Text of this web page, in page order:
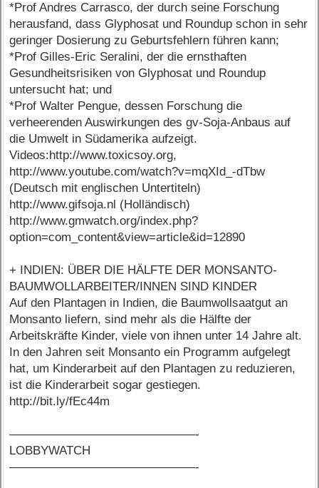
*Prof Andres Carrasco, der durch seine Forschung
herausfand, dass Glyphosat und Roundup schon in sehr
geringer Dosierung zu Geburtsfehlern führen kann;
*Prof Gilles-Eric Seralini, der die ernsthaften
Gesundheitsrisiken von Glyphosat und Roundup
untersucht hat; und
*Prof Walter Pengue, dessen Forschung die
verheerenden Auswirkungen des gv-Soja-Anbaus auf
die Umwelt in Südamerika aufzeigt.
Videos:http://www.toxicsoy.org,
http://www.youtube.com/watch?v=mqXId_-dTbw
(Deutsch mit englischen Untertiteln)
http://www.gifsoja.nl (Holländisch)
http://www.gmwatch.org/index.php?
option=com_content&view=article&id=12890
+ INDIEN: ÜBER DIE HÄLFTE DER MONSANTO-
BAUMWOLLARBEITER/INNEN SIND KINDER
Auf den Plantagen in Indien, die Baumwollsaatgut an
Monsanto liefern, sind mehr als die Hälfte der
Arbeitskräfte Kinder, viele von ihnen unter 14 Jahre alt.
In den Jahren seit Monsanto ein Programm aufgelegt
hat, um Kinderarbeit auf den Plantagen zu reduzieren,
ist die Kinderarbeit sogar gestiegen.
http://bit.ly/fEc44m
–––––––––––––––––––––––––––––-
LOBBYWATCH
–––––––––––––––––––––––––––––-